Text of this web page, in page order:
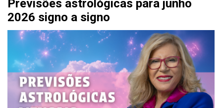
Previsões astrológicas para junho
2026 signo a signo